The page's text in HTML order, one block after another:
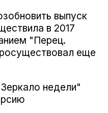
выпуск
в 2017
"Перец.
еще
недели"